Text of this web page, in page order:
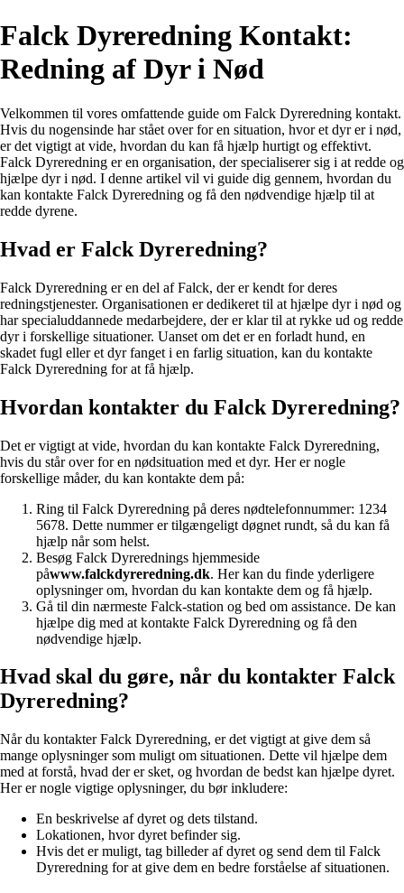
Falck Dyreredning Kontakt:
Redning af Dyr i Nød
Velkommen til vores omfattende guide om Falck Dyreredning kontakt.
Hvis du nogensinde har stået over for en situation, hvor et dyr er i nød,
er det vigtigt at vide, hvordan du kan få hjælp hurtigt og effektivt.
Falck Dyreredning er en organisation, der specialiserer sig i at redde og
hjælpe dyr i nød. I denne artikel vil vi guide dig gennem, hvordan du
kan kontakte Falck Dyreredning og få den nødvendige hjælp til at
redde dyrene.
Hvad er Falck Dyreredning?
Falck Dyreredning er en del af Falck, der er kendt for deres
redningstjenester. Organisationen er dedikeret til at hjælpe dyr i nød og
har specialuddannede medarbejdere, der er klar til at rykke ud og redde
dyr i forskellige situationer. Uanset om det er en forladt hund, en
skadet fugl eller et dyr fanget i en farlig situation, kan du kontakte
Falck Dyreredning for at få hjælp.
Hvordan kontakter du Falck Dyreredning?
Det er vigtigt at vide, hvordan du kan kontakte Falck Dyreredning,
hvis du står over for en nødsituation med et dyr. Her er nogle
forskellige måder, du kan kontakte dem på:
Ring til Falck Dyreredning på deres nødtelefonnummer: 1234
5678. Dette nummer er tilgængeligt døgnet rundt, så du kan få
hjælp når som helst.
Besøg Falck Dyrerednings hjemmeside
påwww.falckdyreredning.dk. Her kan du finde yderligere
oplysninger om, hvordan du kan kontakte dem og få hjælp.
Gå til din nærmeste Falck-station og bed om assistance. De kan
hjælpe dig med at kontakte Falck Dyreredning og få den
nødvendige hjælp.
Hvad skal du gøre, når du kontakter Falck
Dyreredning?
Når du kontakter Falck Dyreredning, er det vigtigt at give dem så
mange oplysninger som muligt om situationen. Dette vil hjælpe dem
med at forstå, hvad der er sket, og hvordan de bedst kan hjælpe dyret.
Her er nogle vigtige oplysninger, du bør inkludere:
En beskrivelse af dyret og dets tilstand.
Lokationen, hvor dyret befinder sig.
Hvis det er muligt, tag billeder af dyret og send dem til Falck
Dyreredning for at give dem en bedre forståelse af situationen.